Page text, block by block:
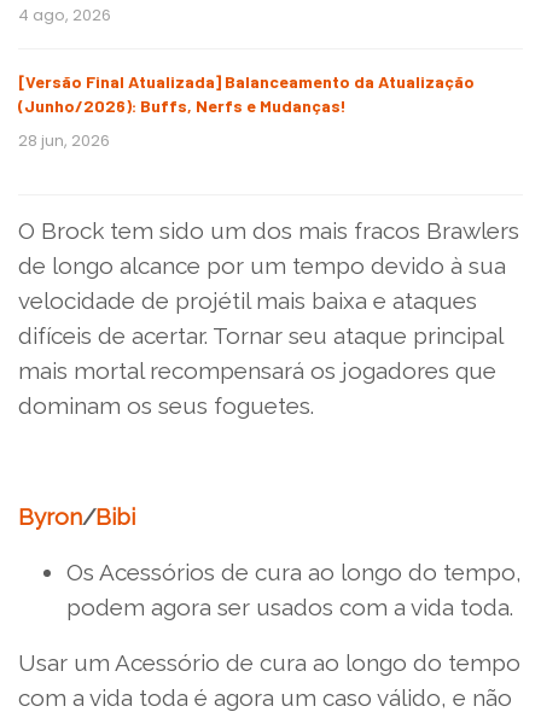
4 ago, 2026
[Versão Final Atualizada] Balanceamento da Atualização
(Junho/2026): Buffs, Nerfs e Mudanças!
28 jun, 2026
O Brock tem sido um dos mais fracos Brawlers
de longo alcance por um tempo devido à sua
velocidade de projétil mais baixa e ataques
difíceis de acertar. Tornar seu ataque principal
mais mortal recompensará os jogadores que
dominam os seus foguetes.
Byron/Bibi
Os Acessórios de cura ao longo do tempo,
podem agora ser usados com a vida toda.
Usar um Acessório de cura ao longo do tempo
com a vida toda é agora um caso válido, e não